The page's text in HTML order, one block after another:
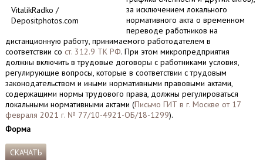
VitalikRadko /
Depositphotos.com
за исключением локального
нормативного акта о временном
переводе работников на
дистанционную работу, принимаемого работодателем в
соответствии со ст. 312.9 ТК РФ. При этом микропредприятия
должны включить в трудовые договоры с работниками условия,
регулирующие вопросы, которые в соответствии с трудовым
законодательством и иными нормативными правовыми актами,
содержащими нормы трудового права, должны регулироваться
локальными нормативными актами (Письмо ГИТ в г. Москве от 17
февраля 2021 г. № 77/10-4921-ОБ/18-1299).
Форма
СКАЧАТЬ